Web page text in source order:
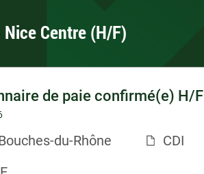
Centre (H/F)
de paie confirmé(e) H/F
du-Rhône CDI